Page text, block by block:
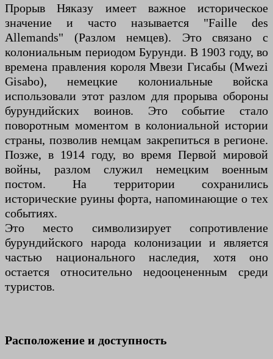
Прорыв Няказу имеет важное историческое
значение и часто называется "Faille des
Allemands" (Разлом немцев). Это связано с
колониальным периодом Бурунди. В 1903 году, во
времена правления короля Мвези Гисабы (Mwezi
Gisabo), немецкие колониальные войска
использовали этот разлом для прорыва обороны
бурундийских воинов. Это событие стало
поворотным моментом в колониальной истории
страны, позволив немцам закрепиться в регионе.
Позже, в 1914 году, во время Первой мировой
войны, разлом служил немецким военным
постом. На территории сохранились
исторические руины форта, напоминающие о тех
событиях.
Это место символизирует сопротивление
бурундийского народа колонизации и является
частью национального наследия, хотя оно
остается относительно недооцененным среди
туристов.
Расположение и доступность